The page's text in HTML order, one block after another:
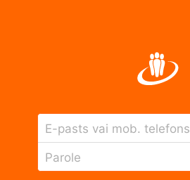
E-pasts vai mob. telefons
Parole